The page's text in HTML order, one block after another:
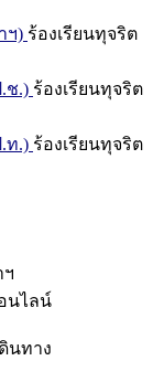
ฯ) ร้องเรียนทุจริต
ช.) ร้องเรียนทุจริต
ท.) ร้องเรียนทุจริต
นไลน์
นทาง